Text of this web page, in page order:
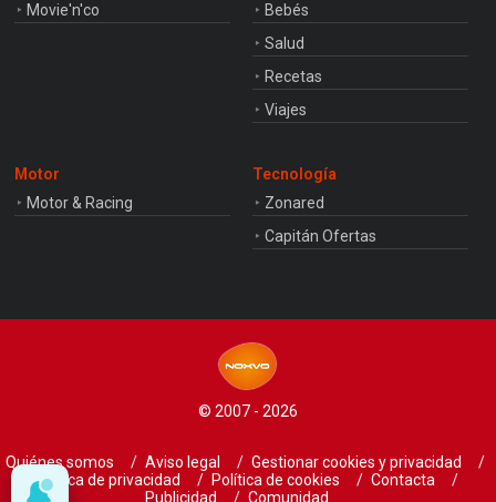
Movie'n'co
Bebés
Salud
Recetas
Viajes
Motor
Motor & Racing
Tecnología
Zonared
Capitán Ofertas
© 2007 - 2026
Quiénes somos Aviso legal
Gestionar cookies y privacidad
Política de privacidad
Política de cookies
Contacta
Publicidad
Comunidad